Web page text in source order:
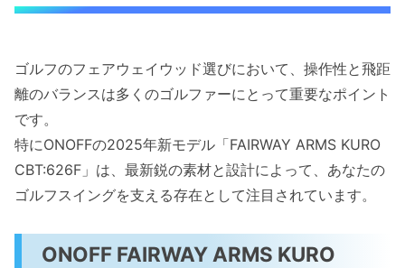
ゴルフのフェアウェイウッド選びにおいて、操作性と飛距
離のバランスは多くのゴルファーにとって重要なポイント
です。
特にONOFFの2025年新モデル「FAIRWAY ARMS KURO
CBT:626F」は、最新鋭の素材と設計によって、あなたの
ゴルフスイングを支える存在として注目されています。
ONOFF FAIRWAY ARMS KURO